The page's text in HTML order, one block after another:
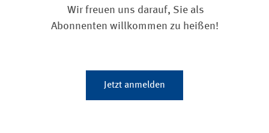
Wir freuen uns darauf, Sie als
Abonnenten willkommen zu heißen!
Jetzt anmelden